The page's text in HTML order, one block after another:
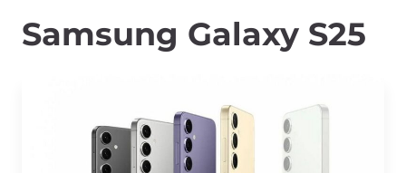
Samsung Galaxy S25